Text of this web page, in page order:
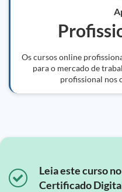
Os cursos online
para o mercado de
profissional nos
Leia este curso
Certificado